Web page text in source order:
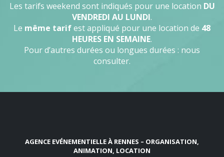
Les tarifs weekend sont indiqués pour une location DU
VENDREDI AU LUNDI.
Le même tarifest appliqué pour une location de 48
HEURES EN SEMAINE.
Pour d’autres durées ou longues durées : nous
consulter.
AGENCE EVÉNEMENTIELLE À RENNES – ORGANISATION,
ANIMATION, LOCATION